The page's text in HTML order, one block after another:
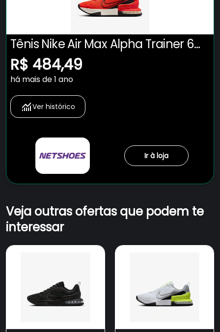
Tênis Nike Air Max Alpha Trainer 6
Masculino
R$ 484,49
há mais de 1 ano
Ver histórico
Ir à loja
Veja outras ofertas que podem te
interessar